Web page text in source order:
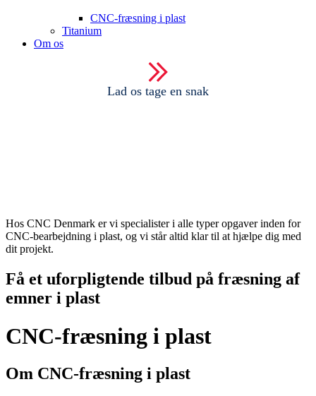
CNC-fræsning i plast
Titanium
Om os
Lad os tage en snak
Hos CNC Denmark er vi specialister i alle typer opgaver inden for
CNC-bearbejdning i plast, og vi står altid klar til at hjælpe dig med
dit projekt.
Få et uforpligtende tilbud på fræsning af
emner i plast
CNC-fræsning i plast
Om CNC-fræsning i plast